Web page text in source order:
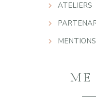
ATELIERS
ME